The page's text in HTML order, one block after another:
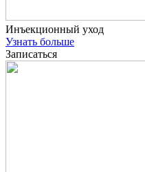
Инъекционный уход
Узнать больше
Записаться